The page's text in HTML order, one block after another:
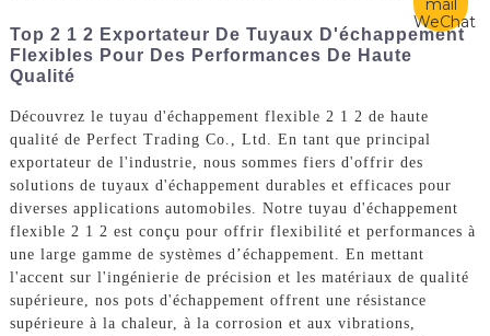
Top 2 1 2 Exportateur De Tuyaux D'échappement
Flexibles Pour Des Performances De Haute
Qualité
Découvrez le tuyau d'échappement flexible 2 1 2 de haute
qualité de Perfect Trading Co., Ltd. En tant que principal
exportateur de l'industrie, nous sommes fiers d'offrir des
solutions de tuyaux d'échappement durables et efficaces pour
diverses applications automobiles. Notre tuyau d'échappement
flexible 2 1 2 est conçu pour offrir flexibilité et performances à
une large gamme de systèmes d’échappement. En mettant
l'accent sur l'ingénierie de précision et les matériaux de qualité
supérieure, nos pots d'échappement offrent une résistance
supérieure à la chaleur, à la corrosion et aux vibrations,